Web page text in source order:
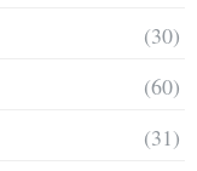
(30)
(60)
(31)